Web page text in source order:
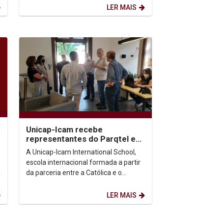
LER MAIS
Unicap-Icam recebe
representantes do Parqtel e
do Governo do Estado e
sinaliza novas parcerias
A Unicap-Icam International School,
escola internacional formada a partir
da parceria entre a Católica e o
LER MAIS